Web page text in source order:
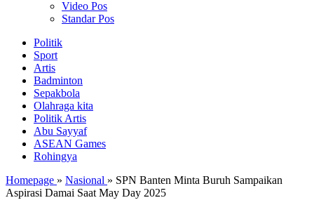
Video Pos
Standar Pos
Politik
Sport
Artis
Badminton
Sepakbola
Olahraga kita
Politik Artis
Abu Sayyaf
ASEAN Games
Rohingya
Homepage » Nasional » SPN Banten Minta Buruh Sampaikan
Aspirasi Damai Saat May Day 2025